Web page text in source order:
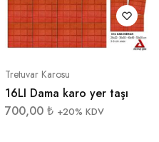
Tretuvar Karosu
16LI Dama karo yer taşı
700,00 ₺ +20% KDV